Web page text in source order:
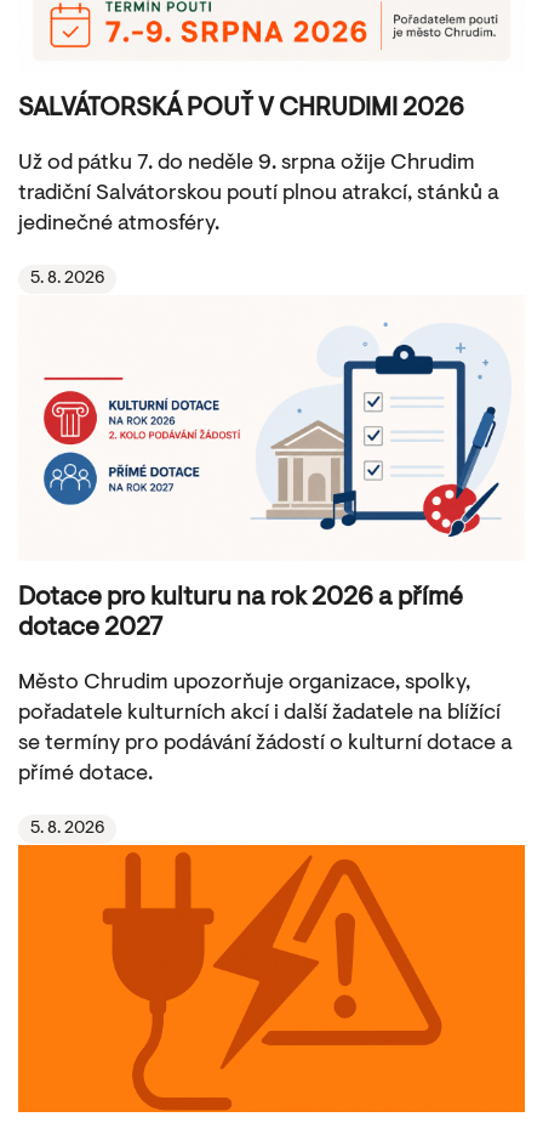
SALVÁTORSKÁ POUŤ V CHRUDIMI 2026
Už od pátku 7. do neděle 9. srpna ožije Chrudim
tradiční Salvátorskou poutí plnou atrakcí, stánků a
jedinečné atmosféry.
5. 8. 2026
Dotace pro kulturu na rok 2026 a přímé
dotace 2027
Město Chrudim upozorňuje organizace, spolky,
pořadatele kulturních akcí i další žadatele na blížící
se termíny pro podávání žádostí o kulturní dotace a
přímé dotace.
5. 8. 2026